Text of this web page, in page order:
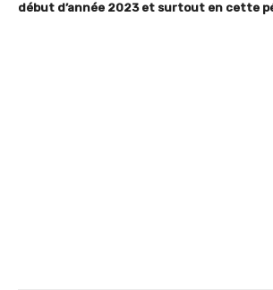
début d’année 2023 et surtout en cette